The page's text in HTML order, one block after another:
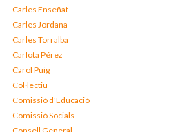
Carles Enseñat
Carles Jordana
Carles Torralba
Carlota Pérez
Carol Puig
Col·lectiu
Comissió d'Educació
Comissió Socials